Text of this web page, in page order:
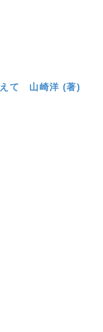
て 山崎洋 (著)